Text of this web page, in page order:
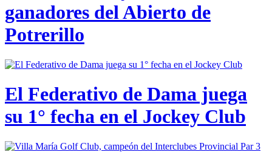
ganadores del Abierto de
Potrerillo
El Federativo de Dama juega
su 1° fecha en el Jockey Club